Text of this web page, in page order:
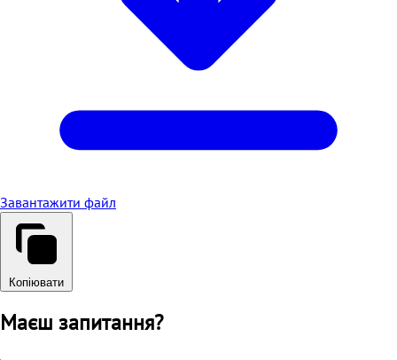
Завантажити файл
Копіювати
Маєш запитання?